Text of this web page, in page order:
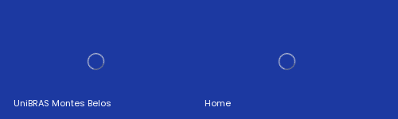
UniBRAS Montes Belos
Home